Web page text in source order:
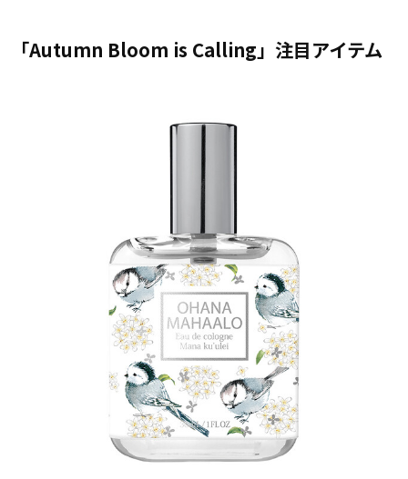
「Autumn Bloom is Calling」注目アイテム